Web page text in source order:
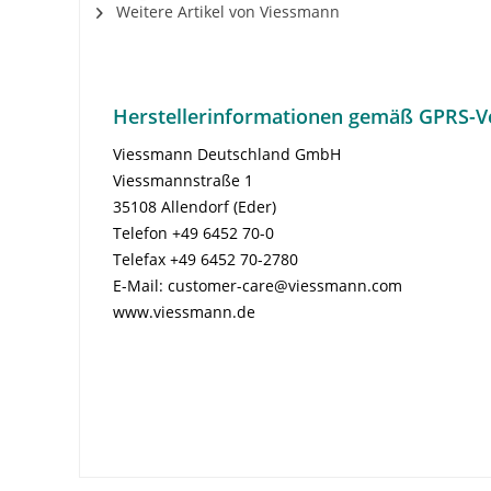
Weitere Artikel von Viessmann
Herstellerinformationen gemäß GPRS-
Viessmann Deutschland GmbH
Viessmannstraße 1
35108 Allendorf (Eder)
Telefon +49 6452 70-0
Telefax +49 6452 70-2780
E-Mail: customer-care@viessmann.com
www.viessmann.de